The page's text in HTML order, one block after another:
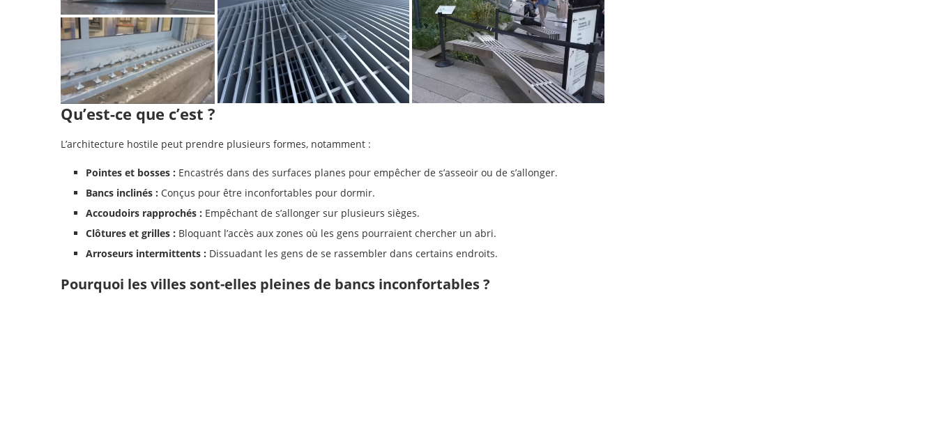
Qu’est-ce que c’est ?
L’architecture hostile peut prendre plusieurs formes, notamment :
Pointes et bosses : Encastrés dans des surfaces planes pour empêcher de s’asseoir ou de s’allonger.
Bancs inclinés : Conçus pour être inconfortables pour dormir.
Accoudoirs rapprochés : Empêchant de s’allonger sur plusieurs sièges.
Clôtures et grilles : Bloquant l’accès aux zones où les gens pourraient chercher un abri.
Arroseurs intermittents : Dissuadant les gens de se rassembler dans certains endroits.
Pourquoi les villes sont-elles pleines de bancs inconfortables ?